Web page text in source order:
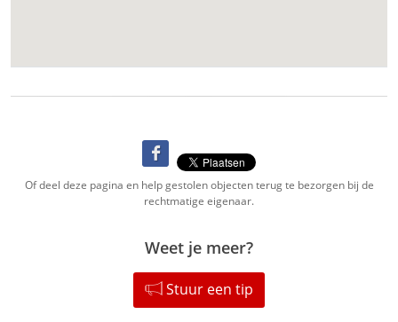
Of deel deze pagina en help gestolen objecten terug te bezorgen bij de
rechtmatige eigenaar.
Weet je meer?
Stuur een tip